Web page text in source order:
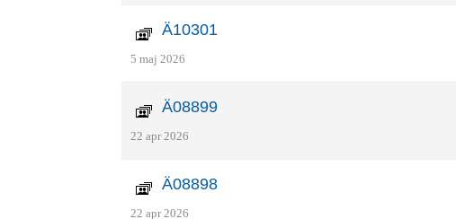
Ä10301
5 maj 2026
Ä08899
22 apr 2026
Ä08898
22 apr 2026